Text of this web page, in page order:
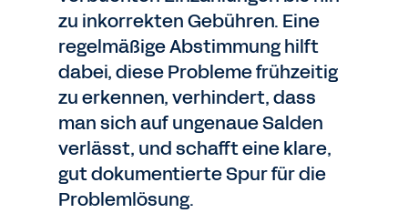
zu inkorrekten Gebühren. Eine
regelmäßige Abstimmung hilft
dabei, diese Probleme frühzeitig
zu erkennen, verhindert, dass
man sich auf ungenaue Salden
verlässt, und schafft eine klare,
gut dokumentierte Spur für die
Problemlösung.